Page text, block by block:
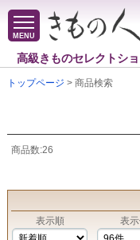
MENU
高級きものセレクトシ
トップページ > 商品検索
商品数:26
表示順
表